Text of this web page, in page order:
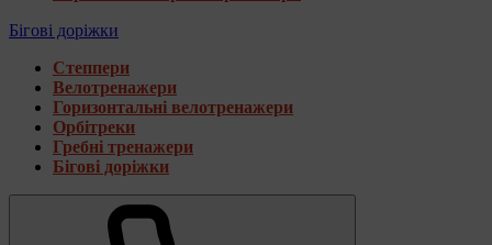
Бігові доріжки
Степпери
Велотренажери
Горизонтальні велотренажери
Орбітреки
Гребні тренажери
Бігові доріжки